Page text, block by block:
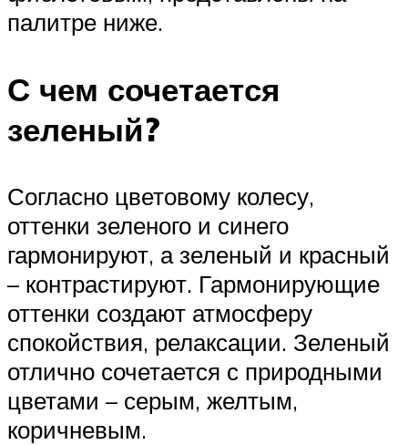
палитре ниже.
С чем сочетается
зеленый?
Согласно цветовому колесу,
оттенки зеленого и синего
гармонируют, а зеленый и красный
– контрастируют. Гармонирующие
оттенки создают атмосферу
спокойствия, релаксации. Зеленый
отлично сочетается с природными
цветами – серым, желтым,
коричневым.